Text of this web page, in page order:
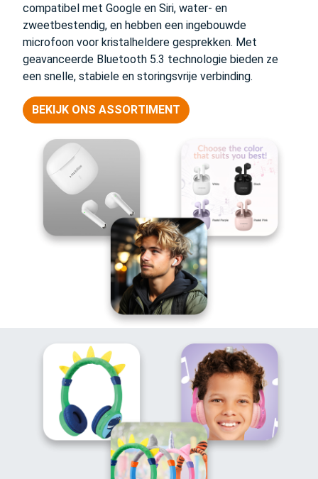
compatibel met Google en Siri, water- en
zweetbestendig, en hebben een ingebouwde
microfoon voor kristalheldere gesprekken. Met
geavanceerde Bluetooth 5.3 technologie bieden ze
een snelle, stabiele en storingsvrije verbinding.
BEKIJK ONS ASSORTIMENT